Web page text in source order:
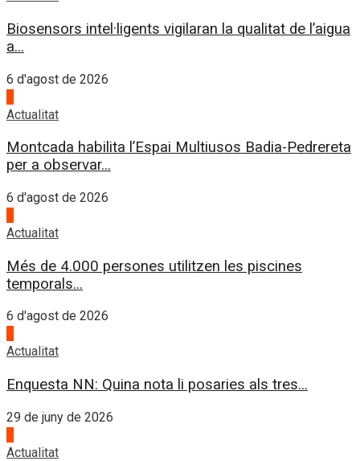
Biosensors intel·ligents vigilaran la qualitat de l’aigua
a...
6 d'agost de 2026
Actualitat
Montcada habilita l’Espai Multiusos Badia-Pedrereta
per a observar...
6 d'agost de 2026
Actualitat
Més de 4.000 persones utilitzen les piscines
temporals...
6 d'agost de 2026
Actualitat
Enquesta NN: Quina nota li posaries als tres...
29 de juny de 2026
Actualitat